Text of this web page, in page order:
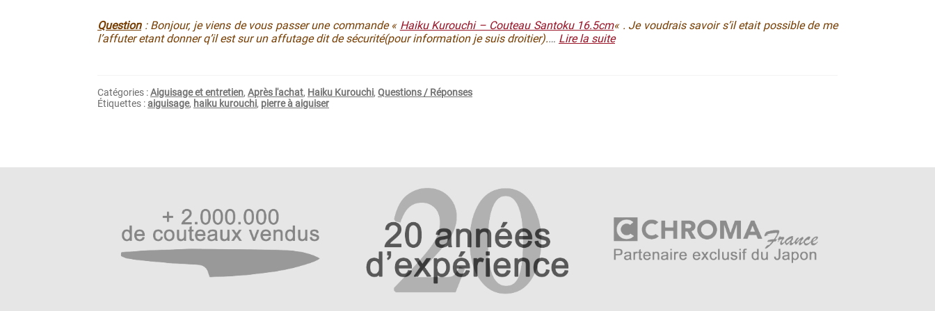
Question : Bonjour, je viens de vous passer une commande « Haiku Kurouchi – Couteau Santoku 16.5cm« . Je voudrais savoir s’il etait possible de me
l’affuter etant donner q’il est sur un affutage dit de sécurité(pour information je suis droitier).… Lire la suite
Catégories :Aiguisage et entretien,Après l'achat, Haiku Kurouchi,Questions / Réponses
Étiquettes :aiguisage, haiku kurouchi, pierre à aiguiser